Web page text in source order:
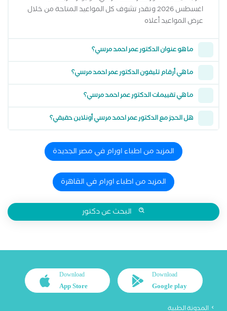
اغسطس 2026 وتقدر تشوف كل المواعيد المتاحة من خلال
عرض المواعيد أعلاه
ما هو عنوان الدكتور عمر احمد مرسي؟
ما هي أرقام تليفون الدكتور عمر احمد مرسي؟
ما هي تقييمات الدكتور عمر احمد مرسي؟
هل الحجز مع الدكتور عمر احمد مرسي أونلاين حقيقي؟
المزيد من اطباء اورام في مصر الجديدة
المزيد من اطباء اورام في القاهرة
البحث عن دكتور
Download
Google play
Download
App Store